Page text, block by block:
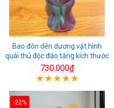
Bao đôn dên dương vật hình
quái thú độc đáo tăng kích thước
730.000₫
-22%